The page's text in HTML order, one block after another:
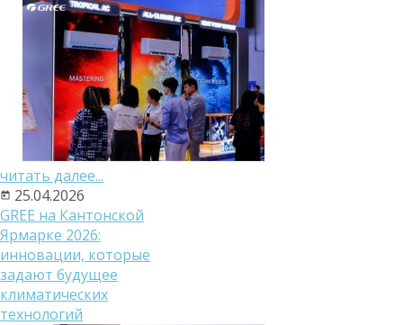
читать далее...
25.04.2026
GREE на Кантонской
Ярмарке 2026:
инновации, которые
задают будущее
климатических
технологий